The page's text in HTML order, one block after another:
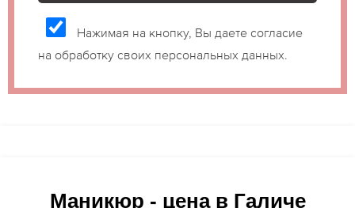
Нажимая на кнопку, Вы даете согласие
на обработку своих персональных данных.
Маникюр - цена в Галиче